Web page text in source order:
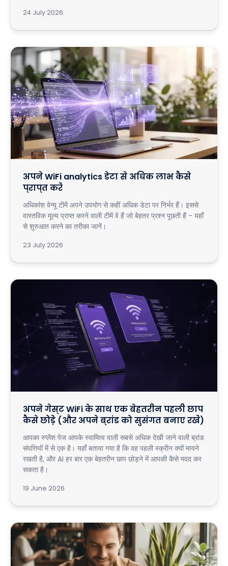
24 July 2026
अपने WiFi analytics डेटा से अधिक लाभ कैसे
प्राप्त करें
अधिकांश वेन्यू टीमें अपने उपयोग से कहीं अधिक डेटा पर निर्भर हैं। इससे
वास्तविक मूल्य प्राप्त करने वाली टीमें वे हैं जो बेहतर प्रश्न पूछती हैं - यहाँ
से शुरुआत करने का तरीका जानें।
23 July 2026
अपने गेस्ट WiFi के साथ एक बेहतरीन पहली छाप
कैसे छोड़ें (और अपने ब्रांड को सुसंगत बनाए रखें)
आपका स्प्लैश पेज आपके स्वामित्व वाली सबसे अधिक देखी जाने वाली ब्रांड
संपत्तियों में से एक है। यहाँ बताया गया है कि वह पहली स्क्रीन क्यों मायने
रखती है, और AI हर बार एक बेहतरीन छाप छोड़ने में आपकी कैसे मदद कर
सकता है।
19 June 2026